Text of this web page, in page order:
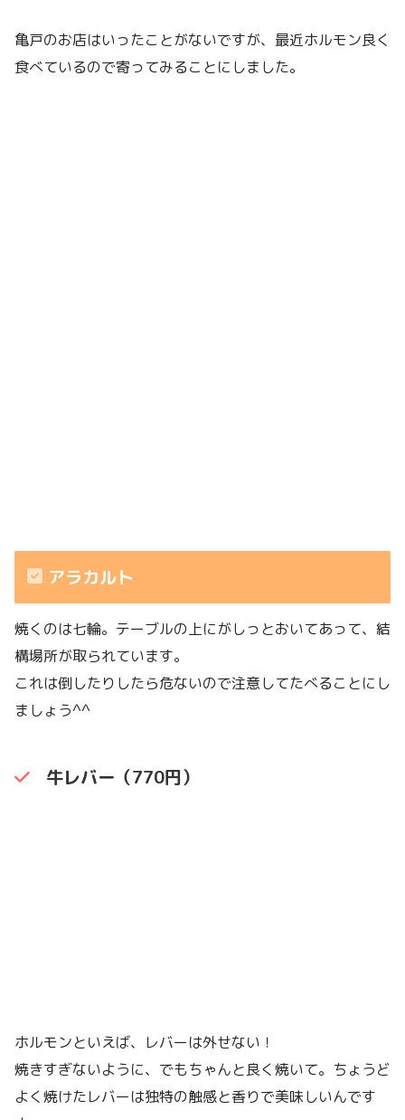
亀戸のお店はいったことがないですが、最近ホルモン良く
食べているので寄ってみることにしました。
アラカルト
焼くのは七輪。テーブルの上にがしっとおいてあって、結
構場所が取られています。
これは倒したりしたら危ないので注意してたべることにし
ましょう^^
牛レバー（770円）
ホルモンといえば、レバーは外せない！
焼きすぎないように、でもちゃんと良く焼いて。ちょうど
よく焼けたレバーは独特の触感と香りで美味しいんです